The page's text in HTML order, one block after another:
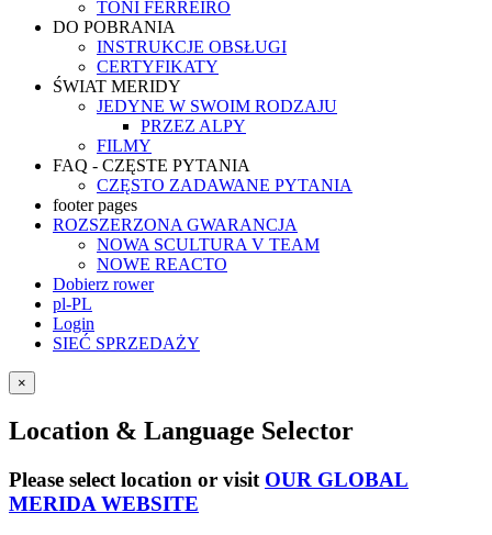
TONI FERREIRO
DO POBRANIA
INSTRUKCJE OBSŁUGI
CERTYFIKATY
ŚWIAT MERIDY
JEDYNE W SWOIM RODZAJU
PRZEZ ALPY
FILMY
FAQ - CZĘSTE PYTANIA
CZĘSTO ZADAWANE PYTANIA
footer pages
ROZSZERZONA GWARANCJA
NOWA SCULTURA V TEAM
NOWE REACTO
Dobierz rower
pl-PL
Login
SIEĆ SPRZEDAŻY
×
Location & Language Selector
Please select location or visit OUR GLOBAL
MERIDA WEBSITE